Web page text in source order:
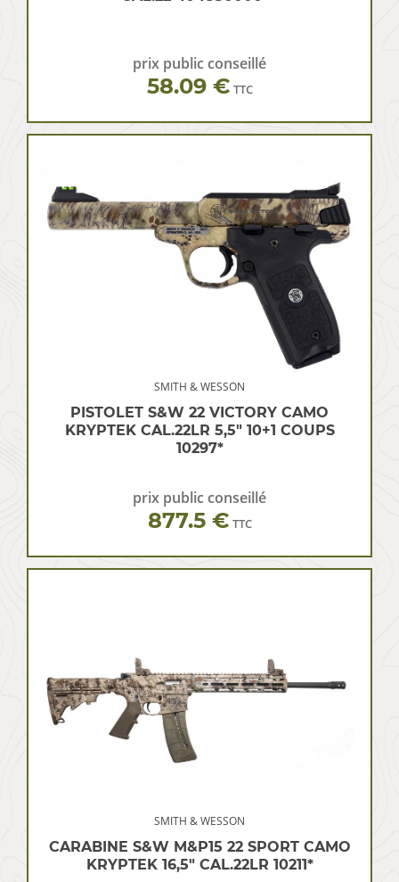
prix public conseillé
58.09 € TTC
SMITH & WESSON
PISTOLET S&W 22 VICTORY CAMO
KRYPTEK CAL.22LR 5,5″ 10+1 COUPS
10297*
prix public conseillé
877.5 € TTC
SMITH & WESSON
CARABINE S&W M&P15 22 SPORT CAMO
KRYPTEK 16,5″ CAL.22LR 10211*